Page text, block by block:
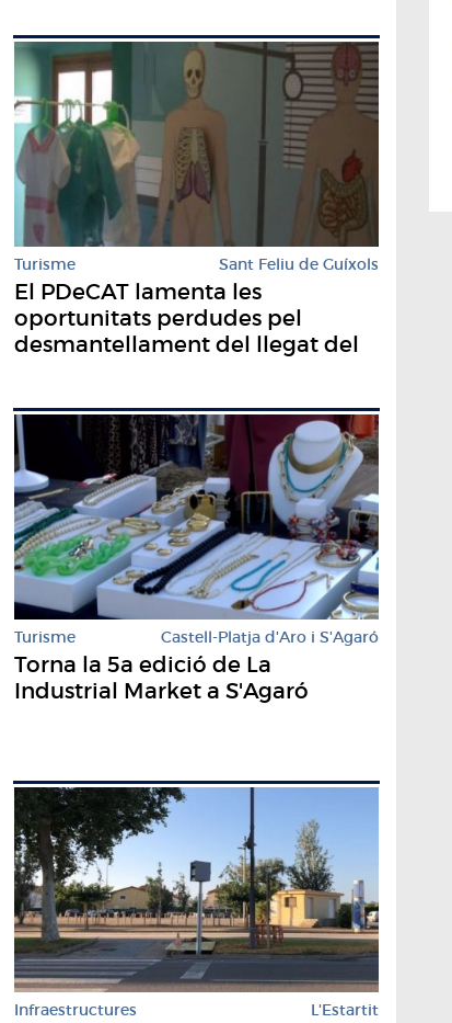
Turisme Sant Feliu de Guíxols
El PDeCAT lamenta les
oportunitats perdudes pel
desmantellament del llegat del
Turisme Castell-Platja d'Aro i S'Agaró
Torna la 5a edició de La
Industrial Market a S'Agaró
Infraestructures L'Estartit